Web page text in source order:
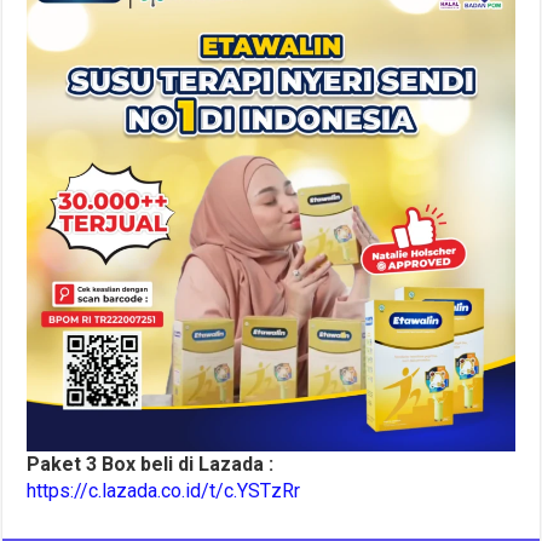
Paket 3 Box beli di Lazada :
https://c.lazada.co.id/t/c.YSTzRr